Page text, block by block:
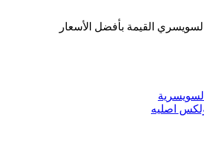
القيمة بأفضل الأسعار
اصليه